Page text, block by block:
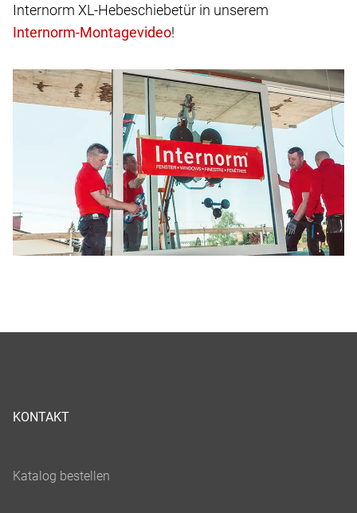
Internorm XL-Hebeschiebetür in unserem
!
KONTAKT